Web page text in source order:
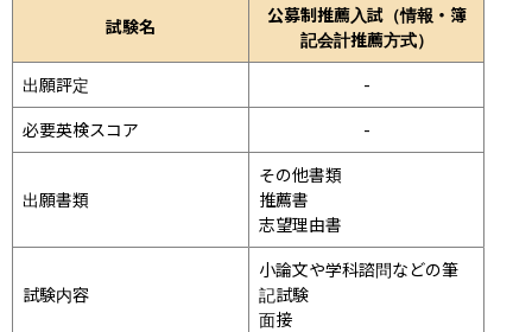
試験名
公募制推薦入試（情報・簿
記会計推薦方式）
出願評定
-
必要英検スコア
-
出願書類
その他書類
推薦書
志望理由書
試験内容
小論文や学科諮問などの筆
記試験
面接